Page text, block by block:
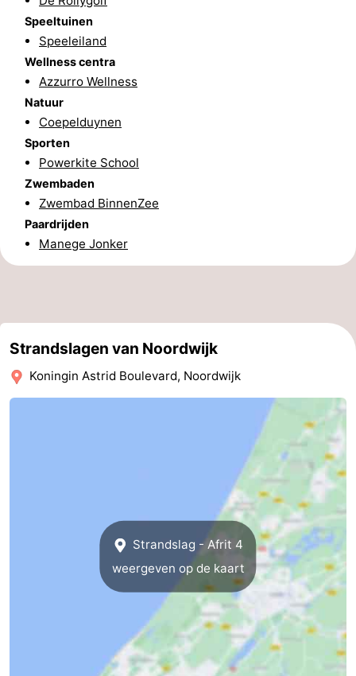
Holland
Leiden
Bollenstreek
Natuur
Hollands
Duin
Katwijk
Scheveningen
Den
Contact
Speeltuinen
Speeleiland
Wellness centra
Azzurro Wellness
Natuur
Coepelduynen
Sporten
Powerkite School
Zwembaden
Zwembad BinnenZee
Paardrijden
Manege Jonker
Strandslagen van Noordwijk
Koningin Astrid Boulevard, Noordwijk
Strandslag - Afrit 4
weergeven op de kaart